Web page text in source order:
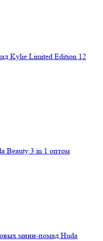
Kylie Limited Edition 12
Beauty 3 in 1 оптом
мини-помад Huda